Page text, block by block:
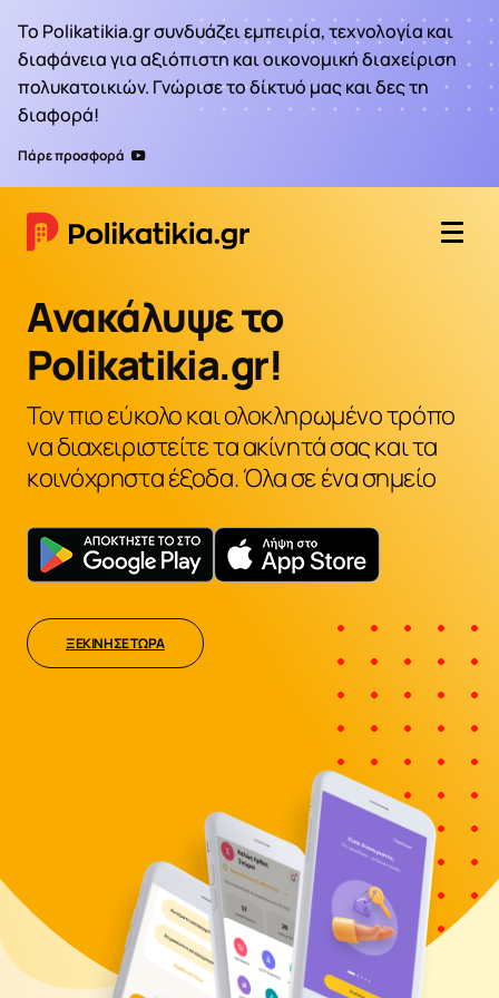
Το Polikatikia.gr συνδυάζει εμπειρία, τεχνολογία και
διαφάνεια για αξιόπιστη και οικονομική διαχείριση
πολυκατοικιών. Γνώρισε το δίκτυό μας και δες τη
διαφορά!
Πάρε προσφορά
Ανακάλυψε το
Polikatikia.gr!
Τον πιο εύκολο και ολοκληρωμένο τρόπο
να διαχειριστείτε τα ακίνητά σας και τα
κοινόχρηστα έξοδα. Όλα σε ένα σημείο
ΞΕΚΙΝΗΣΕ ΤΩΡΑ